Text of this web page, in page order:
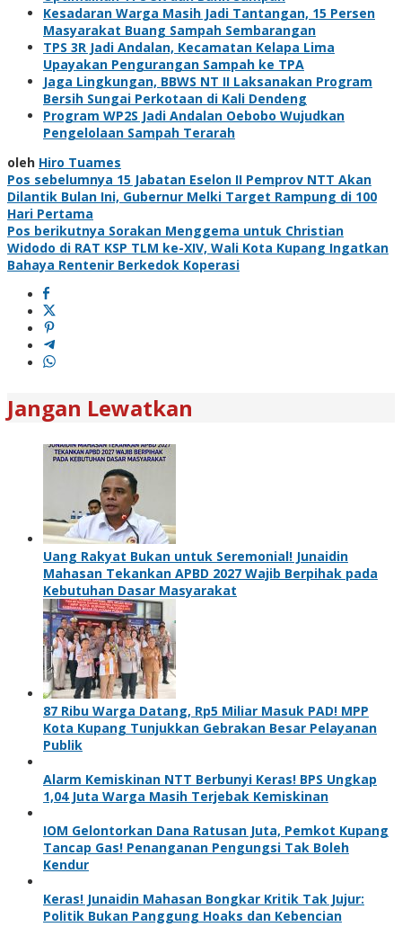
Kesadaran Warga Masih Jadi Tantangan, 15 Persen
Masyarakat Buang Sampah Sembarangan
TPS 3R Jadi Andalan, Kecamatan Kelapa Lima
Upayakan Pengurangan Sampah ke TPA
Jaga Lingkungan, BBWS NT II Laksanakan Program
Bersih Sungai Perkotaan di Kali Dendeng
Program WP2S Jadi Andalan Oebobo Wujudkan
Pengelolaan Sampah Terarah
oleh Hiro Tuames
Navigasi
pos
Pos sebelumnya 15 Jabatan Eselon II Pemprov NTT Akan
Dilantik Bulan Ini, Gubernur Melki Target Rampung di 100
Hari Pertama
Pos berikutnya Sorakan Menggema untuk Christian
Widodo di RAT KSP TLM ke-XIV, Wali Kota Kupang Ingatkan
Bahaya Rentenir Berkedok Koperasi
Jangan Lewatkan
Uang Rakyat Bukan untuk Seremonial! Junaidin
Mahasan Tekankan APBD 2027 Wajib Berpihak pada
Kebutuhan Dasar Masyarakat
87 Ribu Warga Datang, Rp5 Miliar Masuk PAD! MPP
Kota Kupang Tunjukkan Gebrakan Besar Pelayanan
Publik
Alarm Kemiskinan NTT Berbunyi Keras! BPS Ungkap
1,04 Juta Warga Masih Terjebak Kemiskinan
IOM Gelontorkan Dana Ratusan Juta, Pemkot Kupang
Tancap Gas! Penanganan Pengungsi Tak Boleh
Kendur
Keras! Junaidin Mahasan Bongkar Kritik Tak Jujur:
Politik Bukan Panggung Hoaks dan Kebencian